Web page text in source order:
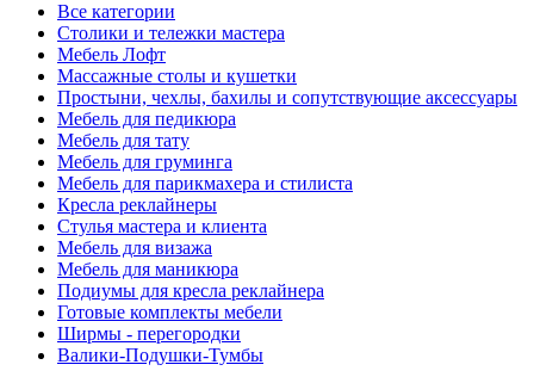
Все категории
Столики и тележки мастера
Мебель Лофт
Массажные столы и кушетки
Простыни, чехлы, бахилы и сопутствующие аксессуары
Мебель для педикюра
Мебель для тату
Мебель для груминга
Мебель для парикмахера и стилиста
Кресла реклайнеры
Стулья мастера и клиента
Мебель для визажа
Мебель для маникюра
Подиумы для кресла реклайнера
Готовые комплекты мебели
Ширмы - перегородки
Валики-Подушки-Тумбы